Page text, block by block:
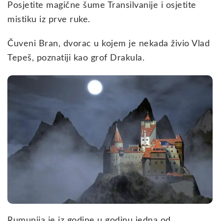
Posjetite magične šume Transilvanije i osjetite
mistiku iz prve ruke.
Čuveni Bran, dvorac u kojem je nekada živio Vlad
Tepeš, poznatiji kao grof Drakula.